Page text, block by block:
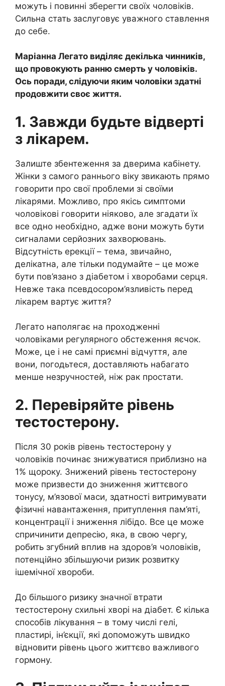
можуть і повинні зберегти своїх чоловіків.
Сильна стать заслуговує уважного ставлення
до себе.
Маріанна Легато виділяє декілька чинників,
що провокують ранню смерть у чоловіків.
Ось поради, слідуючи яким чоловіки здатні
продовжити своє життя.
1. Завжди будьте відверті
з лікарем.
Залиште збентеження за дверима кабінету.
Жінки з самого раннього віку звикають прямо
говорити про свої проблеми зі своїми
лікарями. Можливо, про якісь симптоми
чоловікові говорити ніяково, але згадати їх
все одно необхідно, адже вони можуть бути
сигналами серйозних захворювань.
Відсутність ерекції – тема, звичайно,
делікатна, але тільки подумайте – це може
бути пов’язано з діабетом і хворобами серця.
Невже така псевдосором’язливість перед
лікарем вартує життя?
Легато наполягає на проходженні
чоловіками регулярного обстеження яєчок.
Може, це і не самі приємні відчуття, але
вони, погодьтеся, доставляють набагато
менше незручностей, ніж рак простати.
2. Перевіряйте рівень
тестостерону.
Після 30 років рівень тестостерону у
чоловіків починає знижуватися приблизно на
1% щороку. Знижений рівень тестостерону
може призвести до зниження життєвого
тонусу, м’язової маси, здатності витримувати
фізичні навантаження, притуплення пам’яті,
концентрації і зниження лібідо. Все це може
спричинити депресію, яка, в свою чергу,
робить згубний вплив на здоров’я чоловіків,
потенційно збільшуючи ризик розвитку
ішемічної хвороби.
До більшого ризику значної втрати
тестостерону схильні хворі на діабет. Є кілька
способів лікування – в тому числі гелі,
пластирі, ін’єкції, які допоможуть швидко
відновити рівень цього життєво важливого
гормону.